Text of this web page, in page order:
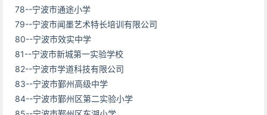
78--宁波市通途小学
79--宁波市闻墨艺术特长培训有限公司
80--宁波市效实中学
81--宁波市新城第一实验学校
82--宁波市学道科技有限公司
83--宁波市鄞州高级中学
84--宁波市鄞州区第二实验小学